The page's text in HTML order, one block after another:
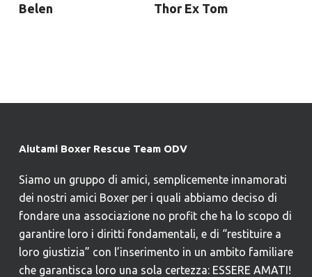
Belen Thor Ex Tom
Aiutami Boxer Rescue Team ODV
Siamo un gruppo di amici, semplicemente innamorati
dei nostri amici Boxer per i quali abbiamo deciso di
fondare una associazione no profit che ha lo scopo di
garantire loro i diritti fondamentali, e di “restituire a
loro giustizia” con l’inserimento in un ambito familiare
che garantisca loro una sola certezza: ESSERE AMATI!